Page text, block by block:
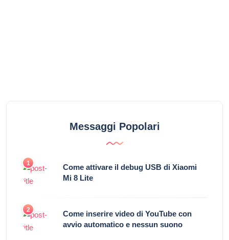
Messaggi Popolari
1
Come attivare il debug USB di Xiaomi
Mi 8 Lite
2
Come inserire video di YouTube con
avvio automatico e nessun suono